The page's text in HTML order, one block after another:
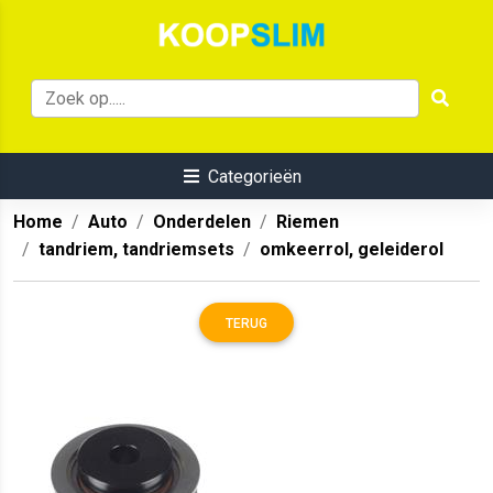
Categorieën
Home Auto Onderdelen
Riemen
tandriem, tandriemsets
omkeerrol, geleiderol
TERUG